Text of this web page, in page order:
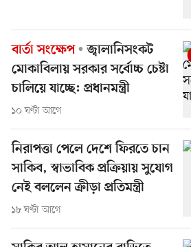
বার্তা সংক্ষেপ
জ্বালানিসংকট
মোকাবিলায় সরকার সর্বোচ্চ চেষ্টা
চালিয়ে যাচ্ছে: প্রধানমন্ত্রী
১০ ঘণ্টা আগে
নিরাপত্তা পেলে দেশে ফিরতে চান
সাকিব, স্বাভাবিক প্রক্রিয়ায় সুযোগ
নেই বললেন ক্রীড়া প্রতিমন্ত্রী
১৮ ঘণ্টা আগে